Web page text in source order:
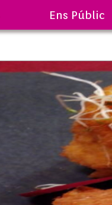
Ens Públic